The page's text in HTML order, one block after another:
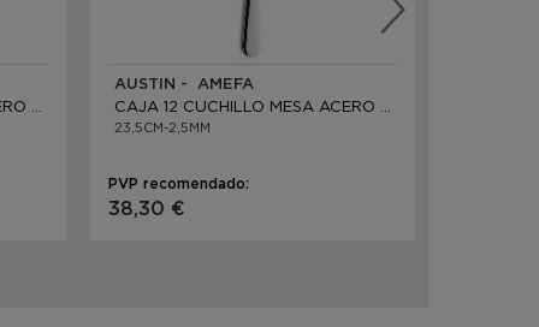
AUSTIN - AMEFA
23,5CM-2,5MM
PVP recomendado:
38,30 €